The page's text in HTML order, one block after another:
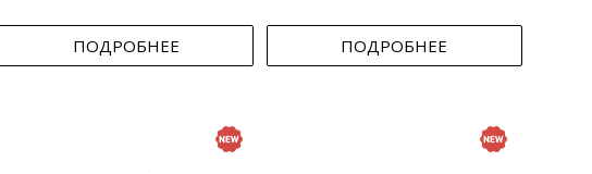
ПОДРОБНЕЕ ПОДРОБНЕЕ